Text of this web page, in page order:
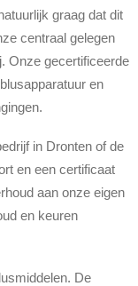
graag dat dit
centraal gelegen
Onze gecertificeerde
en
in Dronten of de
en een certificaat
aan onze eigen
en keuren
De